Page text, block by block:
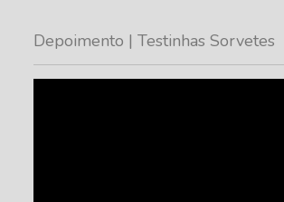
Depoimento | Testinhas Sorvetes